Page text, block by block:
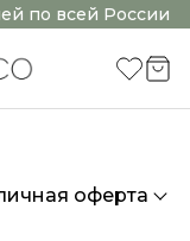
по всей России
оферта